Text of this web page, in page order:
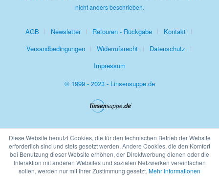
nicht anders beschrieben.
AGB Newsletter Retouren - Rückgabe
Kontakt
Versandbedingungen
Widerrufsrecht
Datenschutz
Impressum
© 1999 - 2023 - Linsensuppe.de
Diese Website benutzt Cookies, die für den technischen Betrieb der Website
erforderlich sind und stets gesetzt werden. Andere Cookies, die den Komfort
bei Benutzung dieser Website erhöhen, der Direktwerbung dienen oder die
Interaktion mit anderen Websites und sozialen Netzwerken vereinfachen
sollen, werden nur mit Ihrer Zustimmung gesetzt. Mehr Informationen